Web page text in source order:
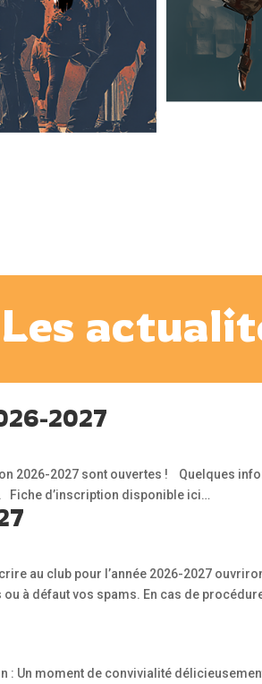
Les
2027
2026-2027 sont ouvertes ! Quelques
Fiche d’inscription disponible ici…
au club pour l’année 2026-2027
à défaut vos spams. En cas de
: Un moment de convivialité